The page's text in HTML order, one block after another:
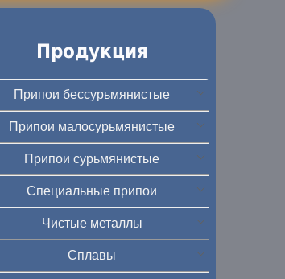
Продукция
Припои бессурьмянистые
Припои малосурьмянистые
Припои сурьмянистые
Специальные припои
Чистые металлы
Сплавы